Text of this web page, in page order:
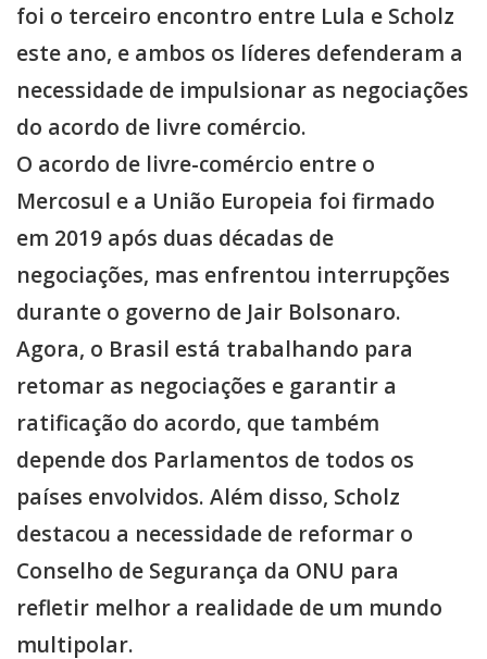
foi o terceiro encontro entre Lula e Scholz
este ano, e ambos os líderes defenderam a
necessidade de impulsionar as negociações
do acordo de livre comércio.
O acordo de livre-comércio entre o
Mercosul e a União Europeia foi firmado
em 2019 após duas décadas de
negociações, mas enfrentou interrupções
durante o governo de Jair Bolsonaro.
Agora, o Brasil está trabalhando para
retomar as negociações e garantir a
ratificação do acordo, que também
depende dos Parlamentos de todos os
países envolvidos. Além disso, Scholz
destacou a necessidade de reformar o
Conselho de Segurança da ONU para
refletir melhor a realidade de um mundo
multipolar.